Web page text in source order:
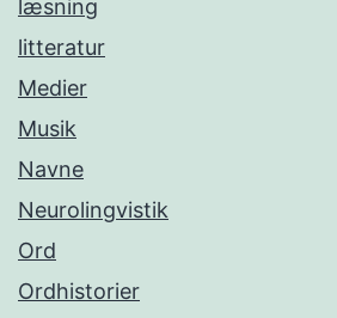
læsning
litteratur
Medier
Musik
Navne
Neurolingvistik
Ord
Ordhistorier